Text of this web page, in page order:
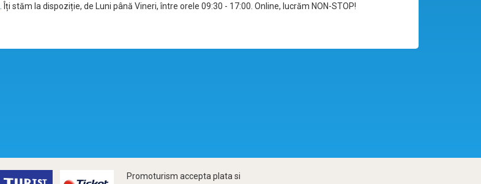
. Îți stăm la dispoziție, de Luni până Vineri, între orele 09:30 - 17:00. Online, lucrăm NON-STOP!
Promoturism accepta plata si